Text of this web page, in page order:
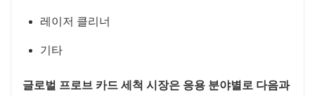
레이저 클리너
기타
글로벌 프로브 카드 세척 시장은 응용 분야별로 다음과